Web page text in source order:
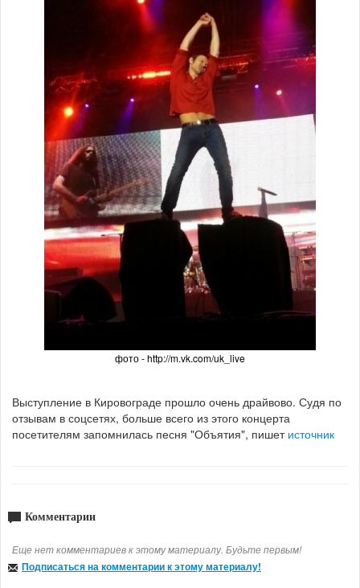
фото - http://m.vk.com/uk_live
Выступление в Кировограде прошло очень драйвово. Судя по
отзывам в соцсетях, больше всего из этого концерта
посетителям запомнилась песня "Объятия", пишет источник
Комментарии
Еще нет комментариев к этому материалу. Будьте первым!
Подписаться на комментарии к этому материалу!